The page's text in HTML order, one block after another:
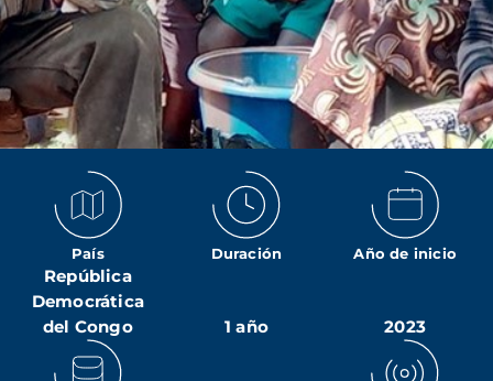
País
República
Democrática
del Congo
Duración
1 año
Año de inicio
2023